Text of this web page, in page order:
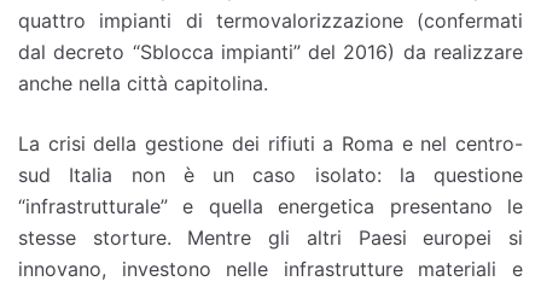
quattro impianti di termovalorizzazione (confermati
dal decreto “Sblocca impianti” del 2016) da realizzare
anche nella città capitolina.
La crisi della gestione dei rifiuti a Roma e nel centro-
sud Italia non è un caso isolato: la questione
“infrastrutturale” e quella energetica presentano le
stesse storture. Mentre gli altri Paesi europei si
innovano, investono nelle infrastrutture materiali e